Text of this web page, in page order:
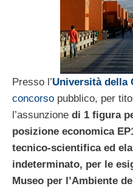
Presso l’Università della
concorso pubblico, per
l’assunzione di 1 figura
posizione economica
tecnico‐scientifica ed
indeterminato, per le
Museo per l’Ambiente